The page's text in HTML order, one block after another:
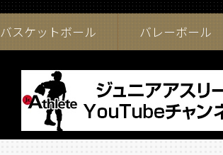
バスケットボール バレーボール